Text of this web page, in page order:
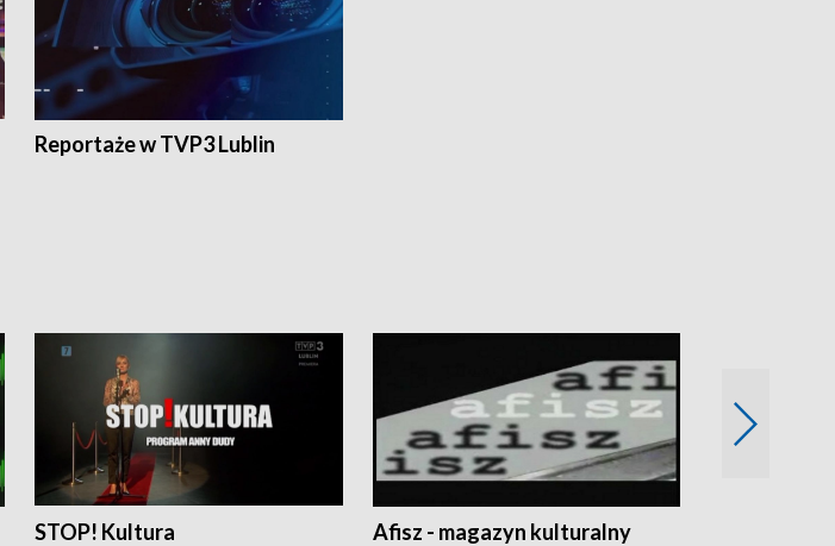
Reportaże w TVP3 Lublin
STOP! Kultura Afisz - magazyn kulturalny